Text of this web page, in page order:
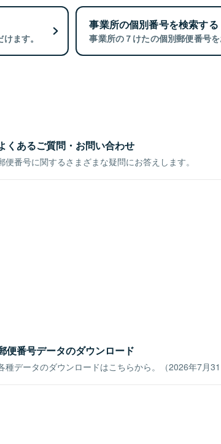
ます。
事業所の個別番号を検索する
事業所の７けたの個別郵便番号を
くあるご質問・お問い合わせ
便番号に関するさまざまな疑問にお答えします。
便番号データのダウンロード
種データのダウンロードはこちらから。（2026年7月31